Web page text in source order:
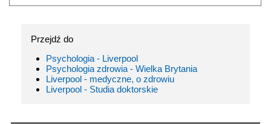
Przejdź do
Psychologia - Liverpool
Psychologia zdrowia - Wielka Brytania
Liverpool - medyczne, o zdrowiu
Liverpool - Studia doktorskie